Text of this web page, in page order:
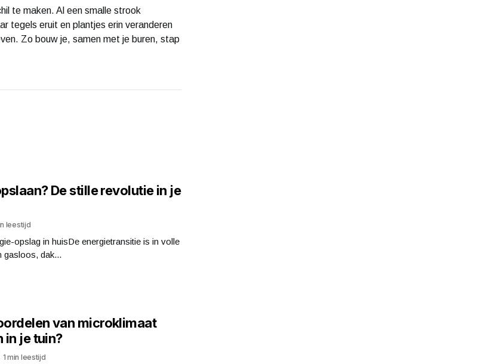
te maken. Al een smalle strook
tegels eruit en plantjes erin veranderen
Zo bouw je, samen met je buren, stap
De stille revolutie in je
leestijd
opslag in huisDe energietransitie is in volle
gasloos, dak...
van microklimaat
in je tuin?
1 min leestijd